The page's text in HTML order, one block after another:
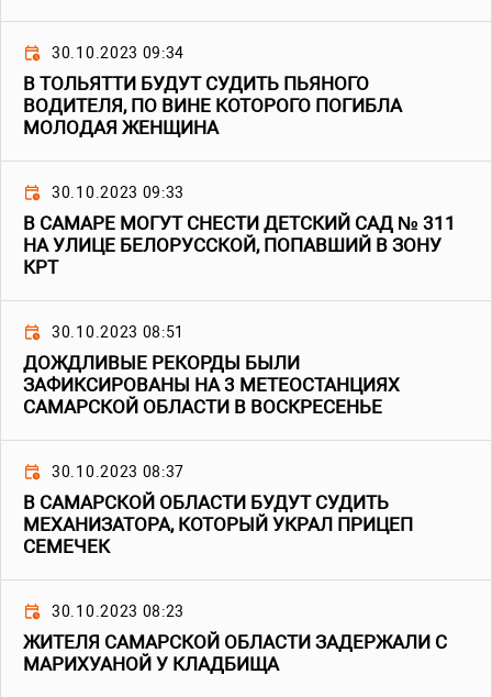
30.10.2023 09:34
В ТОЛЬЯТТИ БУДУТ СУДИТЬ ПЬЯНОГО
ВОДИТЕЛЯ, ПО ВИНЕ КОТОРОГО ПОГИБЛА
МОЛОДАЯ ЖЕНЩИНА
30.10.2023 09:33
В САМАРЕ МОГУТ СНЕСТИ ДЕТСКИЙ САД № 311
НА УЛИЦЕ БЕЛОРУССКОЙ, ПОПАВШИЙ В ЗОНУ
КРТ
30.10.2023 08:51
ДОЖДЛИВЫЕ РЕКОРДЫ БЫЛИ
ЗАФИКСИРОВАНЫ НА 3 МЕТЕОСТАНЦИЯХ
САМАРСКОЙ ОБЛАСТИ В ВОСКРЕСЕНЬЕ
30.10.2023 08:37
В САМАРСКОЙ ОБЛАСТИ БУДУТ СУДИТЬ
МЕХАНИЗАТОРА, КОТОРЫЙ УКРАЛ ПРИЦЕП
СЕМЕЧЕК
30.10.2023 08:23
ЖИТЕЛЯ САМАРСКОЙ ОБЛАСТИ ЗАДЕРЖАЛИ С
МАРИХУАНОЙ У КЛАДБИЩА